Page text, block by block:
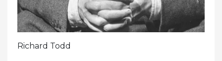
Richard Todd